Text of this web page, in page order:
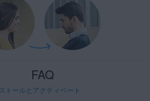
FAQ
トールとアクティベート